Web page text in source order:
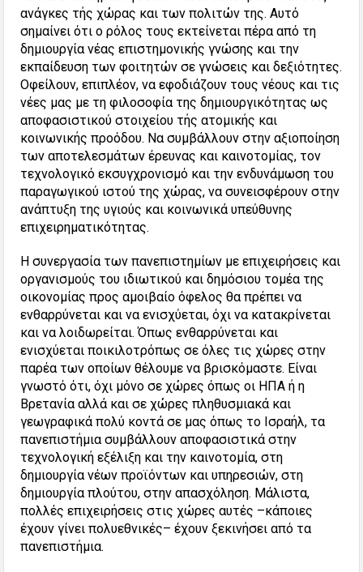
ανάγκες τής χώρας και των πολιτών της. Αυτό
σημαίνει ότι ο ρόλος τους εκτείνεται πέρα από τη
δημιουργία νέας επιστημονικής γνώσης και την
εκπαίδευση των φοιτητών σε γνώσεις και δεξιότητες.
Οφείλουν, επιπλέον, να εφοδιάζουν τους νέους και τις
νέες μας με τη φιλοσοφία της δημιουργικότητας ως
αποφασιστικού στοιχείου τής ατομικής και
κοινωνικής προόδου. Να συμβάλλουν στην αξιοποίηση
των αποτελεσμάτων έρευνας και καινοτομίας, τον
τεχνολογικό εκσυγχρονισμό και την ενδυνάμωση του
παραγωγικού ιστού της χώρας, να συνεισφέρουν στην
ανάπτυξη της υγιούς και κοινωνικά υπεύθυνης
επιχειρηματικότητας.
Η συνεργασία των πανεπιστημίων με επιχειρήσεις και
οργανισμούς του ιδιωτικού και δημόσιου τομέα της
οικονομίας προς αμοιβαίο όφελος θα πρέπει να
ενθαρρύνεται και να ενισχύεται, όχι να κατακρίνεται
και να λοιδωρείται. Όπως ενθαρρύνεται και
ενισχύεται ποικιλοτρόπως σε όλες τις χώρες στην
παρέα των οποίων θέλουμε να βρισκόμαστε. Είναι
γνωστό ότι, όχι μόνο σε χώρες όπως οι ΗΠΑ ή η
Βρετανία αλλά και σε χώρες πληθυσμιακά και
γεωγραφικά πολύ κοντά σε μας όπως το Ισραήλ, τα
πανεπιστήμια συμβάλλουν αποφασιστικά στην
τεχνολογική εξέλιξη και την καινοτομία, στη
δημιουργία νέων προϊόντων και υπηρεσιών, στη
δημιουργία πλούτου, στην απασχόληση. Μάλιστα,
πολλές επιχειρήσεις στις χώρες αυτές –κάποιες
έχουν γίνει πολυεθνικές– έχουν ξεκινήσει από τα
πανεπιστήμια.